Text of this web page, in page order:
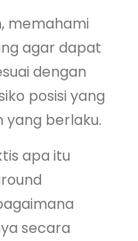
memahami
agar dapat
dengan
posisi yang
berlaku.
apa itu
secara